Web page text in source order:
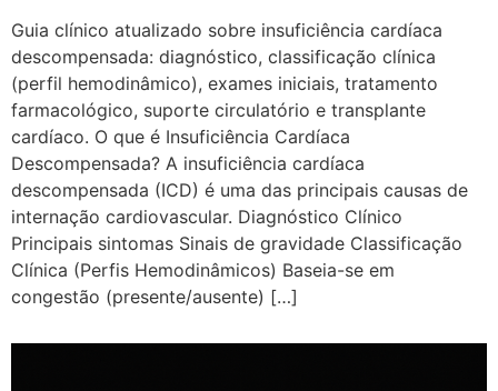
Guia clínico atualizado sobre insuficiência cardíaca
descompensada: diagnóstico, classificação clínica
(perfil hemodinâmico), exames iniciais, tratamento
farmacológico, suporte circulatório e transplante
cardíaco. O que é Insuficiência Cardíaca
Descompensada? A insuficiência cardíaca
descompensada (ICD) é uma das principais causas de
internação cardiovascular. Diagnóstico Clínico
Principais sintomas Sinais de gravidade Classificação
Clínica (Perfis Hemodinâmicos) Baseia-se em
congestão (presente/ausente) […]